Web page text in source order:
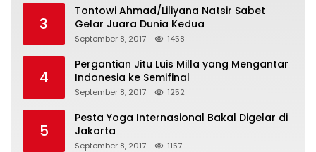
3
Tontowi Ahmad/Liliyana Natsir Sabet
Gelar Juara Dunia Kedua
September 8, 2017 1458
4
Pergantian Jitu Luis Milla yang Mengantar
Indonesia ke Semifinal
September 8, 2017 1252
5
Pesta Yoga Internasional Bakal Digelar di
Jakarta
September 8, 2017 1157